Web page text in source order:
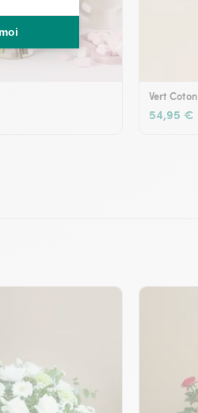
Vert Coton
54,95 €